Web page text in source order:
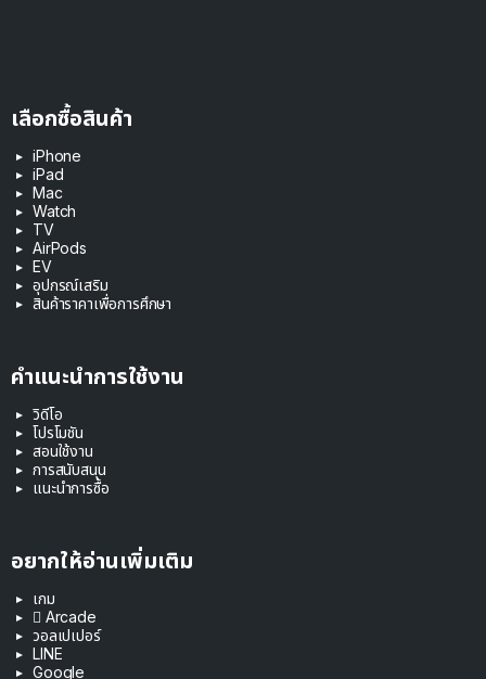
เลือกซื้อสินค้า
iPhone
iPad
Mac
Watch
TV
AirPods
EV
อุปกรณ์เสริม
สินค้าราคาเพื่อการศึกษา
คำแนะนำการใช้งาน
วิดีโอ
โปรโมชัน
สอนใช้งาน
การสนับสนุน
แนะนำการซื้อ
อยากให้อ่านเพิ่มเติม
เกม
 Arcade
วอลเปเปอร์
LINE
Google